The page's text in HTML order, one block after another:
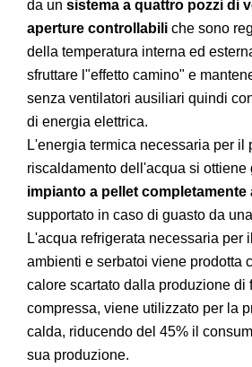
da un sistema a quattro pozzi di
aperture controllabili che sono
della temperatura interna ed
sfruttare l"effetto camino" e
senza ventilatori ausiliari quindi
di energia elettrica.
L'energia termica necessaria per il
riscaldamento dell'acqua si ottiene
impianto a pellet completamente
supportato in caso di guasto da
L'acqua refrigerata necessaria per
ambienti e serbatoi viene prodotta
calore scartato dalla produzione di
compressa, viene utilizzato per la
calda, riducendo del 45% il
sua produzione.